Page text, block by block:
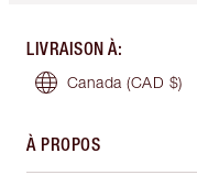
LIVRAISON À:
Canada (CAD $)
À PROPOS